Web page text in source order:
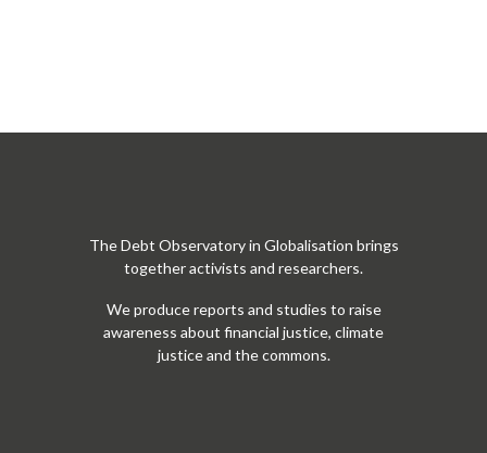
The Debt Observatory in Globalisation brings
together activists and researchers.
We produce reports and studies to raise
awareness about financial justice, climate
justice and the commons.